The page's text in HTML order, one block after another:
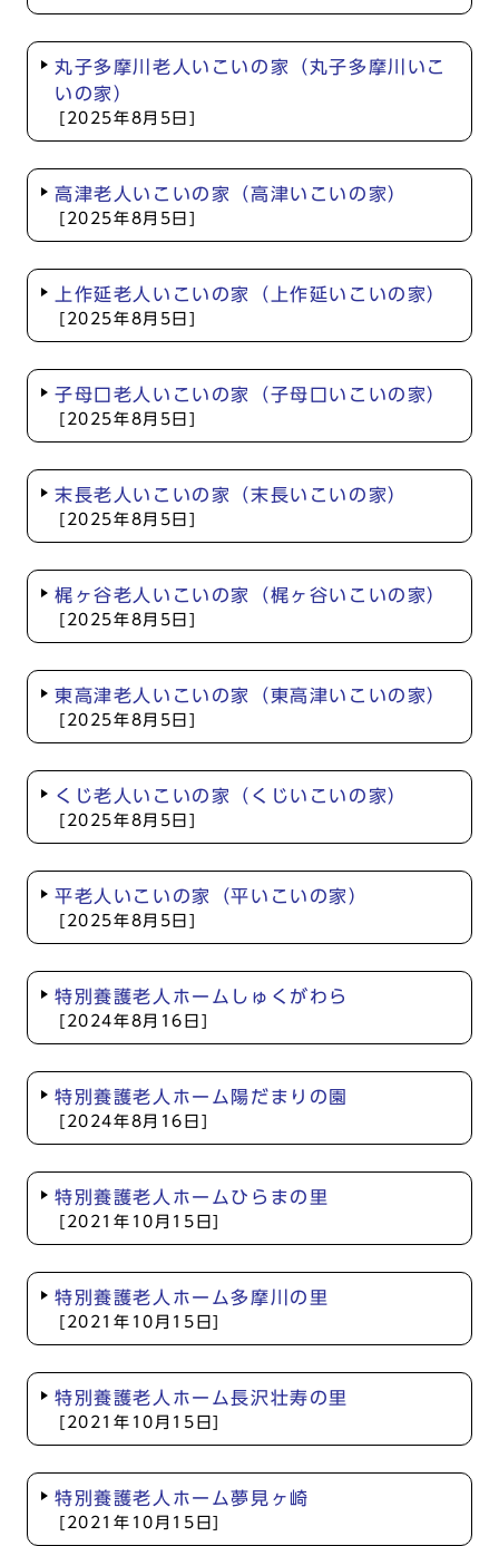
丸子多摩川老人いこいの家（丸子多摩川いこ
いの家）
[2025年8月5日]
高津老人いこいの家（高津いこいの家）
[2025年8月5日]
上作延老人いこいの家（上作延いこいの家）
[2025年8月5日]
子母口老人いこいの家（子母口いこいの家）
[2025年8月5日]
末長老人いこいの家（末長いこいの家）
[2025年8月5日]
梶ヶ谷老人いこいの家（梶ヶ谷いこいの家）
[2025年8月5日]
東高津老人いこいの家（東高津いこいの家）
[2025年8月5日]
くじ老人いこいの家（くじいこいの家）
[2025年8月5日]
平老人いこいの家（平いこいの家）
[2025年8月5日]
特別養護老人ホームしゅくがわら
[2024年8月16日]
特別養護老人ホーム陽だまりの園
[2024年8月16日]
特別養護老人ホームひらまの里
[2021年10月15日]
特別養護老人ホーム多摩川の里
[2021年10月15日]
特別養護老人ホーム長沢壮寿の里
[2021年10月15日]
特別養護老人ホーム夢見ヶ崎
[2021年10月15日]